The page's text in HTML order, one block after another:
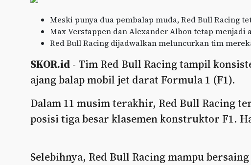
Meski punya dua pembalap muda, Red Bull Racing
Max Verstappen dan Alexander Albon tetap
Red Bull Racing dijadwalkan meluncurkan tim
SKOR.id - Tim Red Bull Racing tampil
ajang balap mobil jet darat Formula 1 (F1).
Dalam 11 musim terakhir, Red Bull Racing
posisi tiga besar klasemen konstruktor F1.
Selebihnya, Red Bull Racing mampu
Tentang